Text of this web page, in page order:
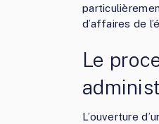
d’affaires de
Le
L’ouverture